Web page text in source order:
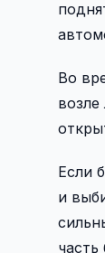
Во
Если
и